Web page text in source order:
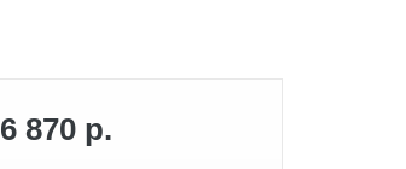
6 870 р.